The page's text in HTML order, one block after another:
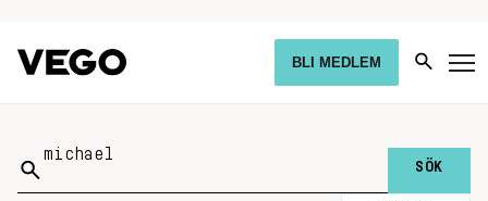
BLI MEDLEM
Sök
på: